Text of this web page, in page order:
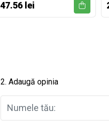
47.56 lei
2. Adaugă opinia